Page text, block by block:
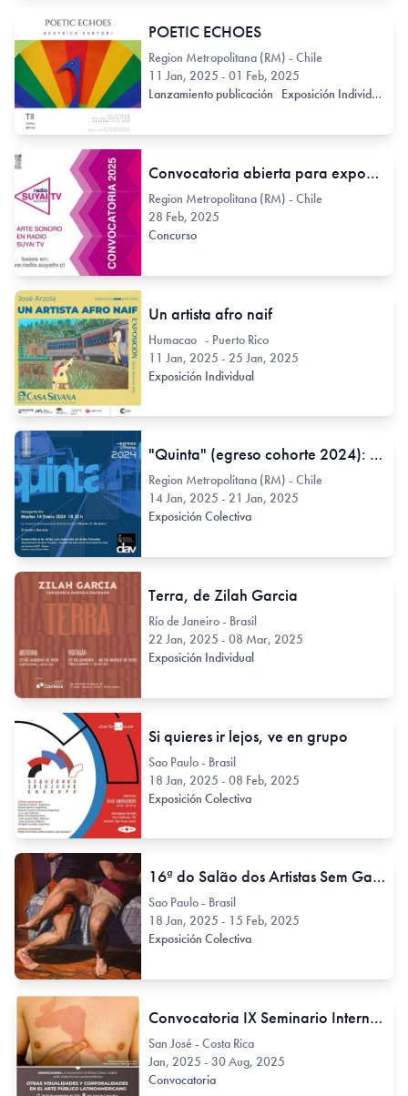
POETIC ECHOES
Region Metropolitana (RM) - Chile
11 Jan, 2025 - 01 Feb, 2025
Lanzamiento publicación
Exposición Individual
Convocatoria abierta para exponer arte sonoro en Radio Suyai TV
Region Metropolitana (RM) - Chile
28 Feb, 2025
Concurso
Un artista afro naif
Humacao - Puerto Rico
11 Jan, 2025 - 25 Jan, 2025
Exposición Individual
"Quinta" (egreso cohorte 2024): un punto de encuentro entre arte contemporáneo y la reflexión colectiva
Region Metropolitana (RM) - Chile
14 Jan, 2025 - 21 Jan, 2025
Exposición Colectiva
Terra, de Zilah Garcia
Río de Janeiro - Brasil
22 Jan, 2025 - 08 Mar, 2025
Exposición Individual
Si quieres ir lejos, ve en grupo
Sao Paulo - Brasil
18 Jan, 2025 - 08 Feb, 2025
Exposición Colectiva
16ª do Salão dos Artistas Sem Galeria
Sao Paulo - Brasil
18 Jan, 2025 - 15 Feb, 2025
Exposición Colectiva
Convocatoria IX Seminario Internacional sobre Arte Público en Latinoamérica San José de Costa Rica
San José - Costa Rica
Jan, 2025 - 30 Aug, 2025
Convocatoria